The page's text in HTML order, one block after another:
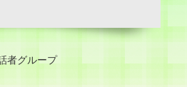
者グループ